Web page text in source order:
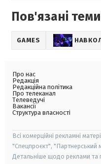
Пов'язані
GAMES
Про нас
Редакція
Редакційна політика
Про телеканал
Телеведучі
Вакансії
Структура власності
Всі комерційні рекламні
"Спецпроєкт", "Партнерський
Детальніше щодо реклами та